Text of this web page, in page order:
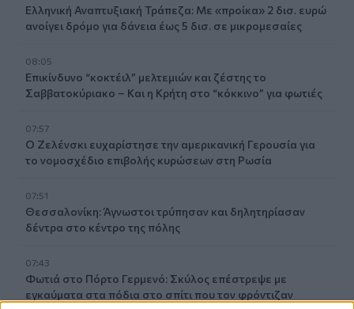
Ελληνική Αναπτυξιακή Τράπεζα: Με «προίκα» 2 δισ. ευρώ
ανοίγει δρόμο για δάνεια έως 5 δισ. σε μικρομεσαίες
08:05
Επικίνδυνο “κοκτέιλ” μελτεμιών και ζέστης το
Σαββατοκύριακο – Και η Κρήτη στο “κόκκινο” για φωτιές
07:57
Ο Ζελένσκι ευχαρίστησε την αμερικανική Γερουσία για
το νομοσχέδιο επιβολής κυρώσεων στη Ρωσία
07:51
Θεσσαλονίκη: Άγνωστοι τρύπησαν και δηλητηρίασαν
δέντρα στο κέντρο της πόλης
07:43
Φωτιά στο Πόρτο Γερμενό: Σκύλος επέστρεψε με
εγκαύματα στα πόδια στο σπίτι που τον φρόντιζαν